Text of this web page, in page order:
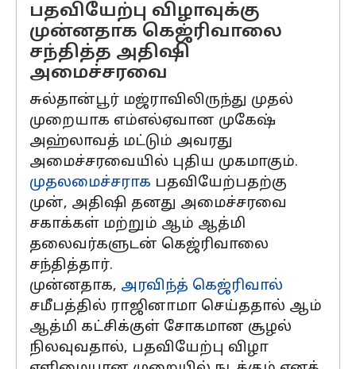
பதவியேற்பு விழாவுக்கு
முன்னதாக கெஜ்ரிவாலை
சந்தித்த அதிஷி
அமைச்சரவை
சுல்தான்பூர் மஜ்ராவிலிருந்து முதல்
முறையாக எம்எல்ஏவான முகேஷ்
அஹ்லாவத் மட்டும் அவரது
அமைச்சரவையில் புதிய முகமாகும்.
முதலமைச்சராக பதவியேற்பதற்கு
முன், அதிஷி தனது அமைச்சரவை
சகாக்கள் மற்றும் ஆம் ஆத்மி
தலைவர்களுடன் கெஜ்ரிவாலை
சந்தித்தார்.
முன்னதாக, அரவிந்த் கெஜ்ரிவால்
சமீபத்தில் ராஜினாமா செய்ததால் ஆம்
ஆத்மி கட்சிக்குள் சோகமான சூழல்
நிலவுவதால், பதவியேற்பு விழா